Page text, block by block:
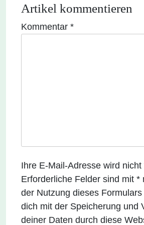
Artikel kommentieren
Kommentar *
Ihre E-Mail-Adresse wird
Erforderliche Felder sind mit *
der Nutzung dieses
dich mit der Speicherung und
deiner Daten durch diese